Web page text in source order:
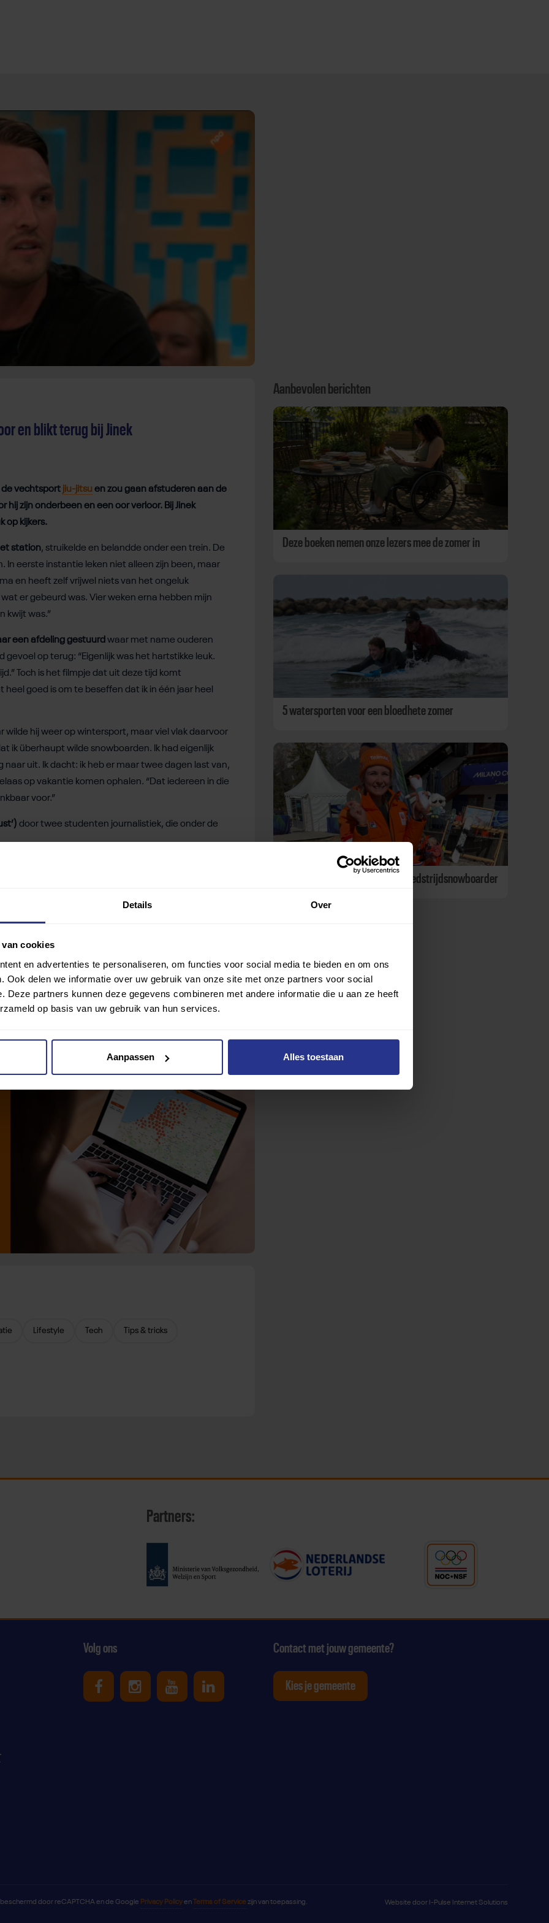
Details Over
cookies
en advertenties te personaliseren, om functies voor social media te bieden en om ons
Ook delen we informatie over uw gebruik van onze site met onze partners voor social
Deze partners kunnen deze gegevens combineren met andere informatie die u aan ze heeft
op basis van uw gebruik van hun services.
Aanpassen Alles toestaan
en blikt terug bij Jinek
de vechtsport jiu-jitsuen zou gaan afstuderen aan de
zijn onderbeen en een oor verloor. Bij Jinek
op kijkers.
station, struikelde en belandde onder een trein. De
eerste instantie leken niet alleen zijn been, maar
en heeft zelf vrijwel niets van het ongeluk
er gebeurd was. Vier weken erna hebben mijn
kwijt was.”
een afdeling gestuurdwaar met name ouderen
op terug: “Eigenlijk was het hartstikke leuk.
Toch is het filmpje dat uit deze tijd komt
goed is om te beseffen dat ik in één jaar heel
wilde hij weer op wintersport, maar viel vlak daarvoor
ik überhaupt wilde snowboarden. Ik had eigenlijk
uit. Ik dacht: ik heb er maar twee dagen last van,
op vakantie komen ophalen. “Dat iedereen in die
voor.”
door twee studenten journalistiek, die onder de
Lifestyle Tech Tips & tricks
Aanbevolen berichten
Deze boeken nemen onze lezers mee de zomer in
5 watersporten voor een bloedhete zomer
Lisa Bunschoten-Vos stopt als wedstrijdsnowboarder
Partners:
Volg ons
Uniek Sporten op Facebook
Uniek Sporten op Instagram
Uniek Sporten op Youtube
Uniek Sporten op Linkedin
Contact met jouw gemeente?
Kies je gemeente
door reCAPTCHA en de Google Privacy PolicyenTerms of Servicezijn van toepassing. Website door I-Pulse Internet Solutions